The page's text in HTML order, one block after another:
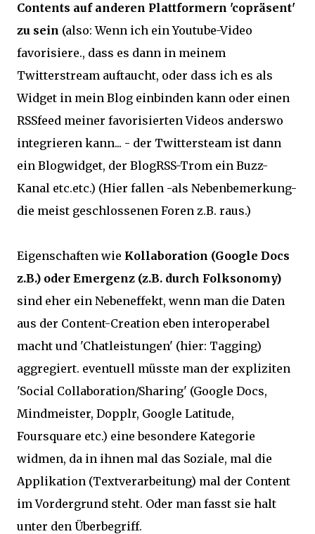
Contents auf anderen Plattformern 'copräsent'
zu sein (also: Wenn ich ein Youtube-Video
favorisiere., dass es dann in meinem
Twitterstream auftaucht, oder dass ich es als
Widget in mein Blog einbinden kann oder einen
RSSfeed meiner favorisierten Videos anderswo
integrieren kann... - der Twittersteam ist dann
ein Blogwidget, der BlogRSS-Trom ein Buzz-
Kanal etc.etc.) (Hier fallen -als Nebenbemerkung-
die meist geschlossenen Foren z.B. raus.)
Eigenschaften wie Kollaboration (Google Docs
z.B.) oder Emergenz (z.B. durch Folksonomy)
sind eher ein Nebeneffekt, wenn man die Daten
aus der Content-Creation eben interoperabel
macht und 'Chatleistungen' (hier: Tagging)
aggregiert. eventuell müsste man der expliziten
'Social Collaboration/Sharing' (Google Docs,
Mindmeister, Dopplr, Google Latitude,
Foursquare etc.) eine besondere Kategorie
widmen, da in ihnen mal das Soziale, mal die
Applikation (Textverarbeitung) mal der Content
im Vordergrund steht. Oder man fasst sie halt
unter den Überbegriff.